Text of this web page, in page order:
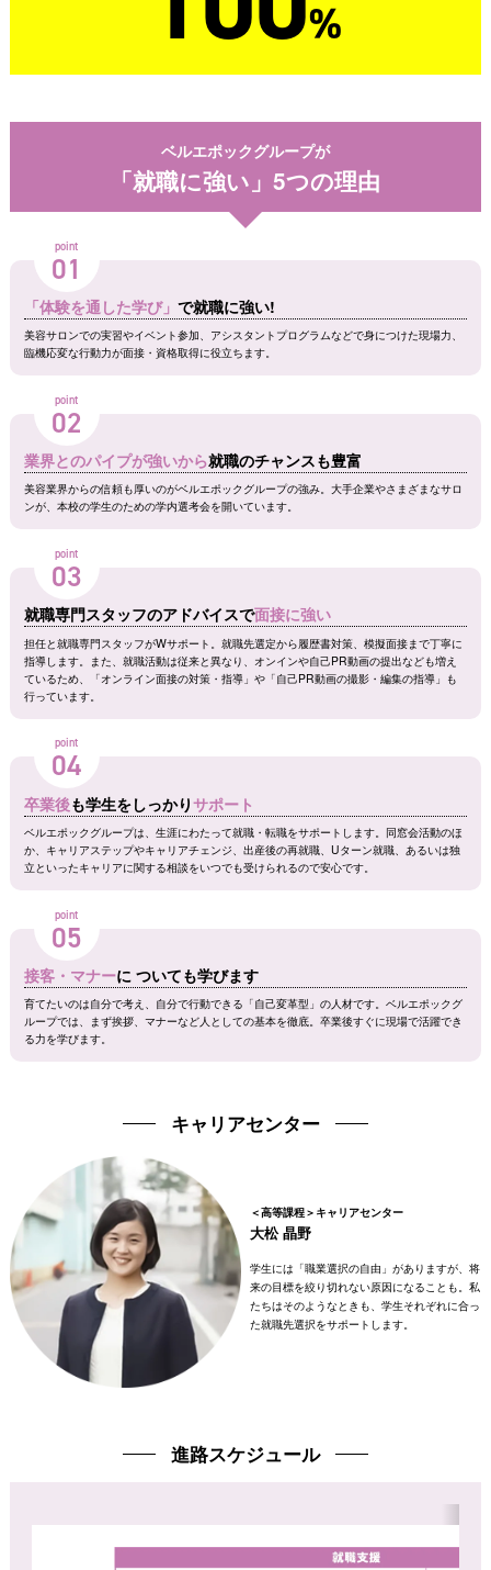
%
ベルエポックグループが
「就職に強い」5つの理由
point
01
「体験を通した学び」で就職に強い!
美容サロンでの実習やイベント参加、アシスタントプログラムなどで身につけた現場力、
臨機応変な行動力が面接・資格取得に役立ちます。
point
02
業界とのパイプが強いから就職のチャンスも豊富
美容業界からの信頼も厚いのがベルエポックグループの強み。大手企業やさまざまなサロ
ンが、本校の学生のための学内選考会を開いています。
point
03
就職専門スタッフのアドバイスで面接に強い
担任と就職専門スタッフがWサポート。就職先選定から履歴書対策、模擬面接まで丁寧に
指導します。また、就職活動は従来と異なり、オンインや自己PR動画の提出なども増え
ているため、「オンライン面接の対策・指導」や「自己PR動画の撮影・編集の指導」も
行っています。
point
04
卒業後も学生をしっかりサポート
ベルエポックグループは、生涯にわたって就職・転職をサポートします。同窓会活動のほ
か、キャリアステップやキャリアチェンジ、出産後の再就職、Uターン就職、あるいは独
立といったキャリアに関する相談をいつでも受けられるので安心です。
point
05
接客・マナーに ついても学びます
育てたいのは自分で考え、自分で行動できる「自己変革型」の人材です。ベルエポックグ
ループでは、まず挨拶、マナーなど人としての基本を徹底。卒業後すぐに現場で活躍でき
る力を学びます。
キャリアセンター
＜高等課程＞キャリアセンター
大松 晶野
学生には「職業選択の自由」がありますが、将
来の目標を絞り切れない原因になることも。私
たちはそのようなときも、学生それぞれに合っ
た就職先選択をサポートします。
進路スケジュール